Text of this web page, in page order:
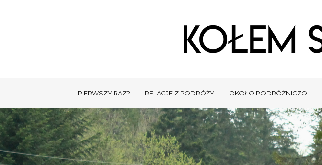
PIERWSZY RAZ? RELACJE Z PODRÓŻY OKOŁO PODRÓŻNICZO